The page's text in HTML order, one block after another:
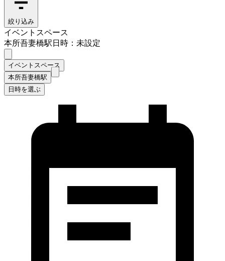
絞り込み
イベントスペース
本所吾妻橋駅日時：未設定
イベントスペース
本所吾妻橋駅
日時を選ぶ